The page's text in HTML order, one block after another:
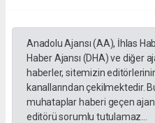
Anadolu Ajansı (AA), İhlas
Haber Ajansı (DHA) ve diğer
haberler, sitemizin
kanallarından çekilmektedir.
muhataplar haberi geçen
editörü sorumlu tutulamaz...